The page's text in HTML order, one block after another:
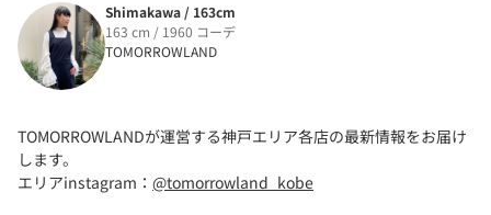
Shimakawa / 163cm
163 cm / 1960 コーデ
TOMORROWLAND
TOMORROWLANDが運営する神戸エリア各店の最新情報をお届け
します。
エリアinstagram： @tomorrowland_kobe